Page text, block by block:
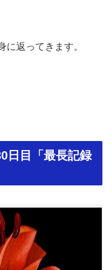
に返ってきます。
日目「最長記録